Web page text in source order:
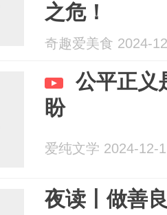
之危！
奇趣爱美食 2024-
公平正义
盼
爱纯文学 2024-12-
夜读丨做善